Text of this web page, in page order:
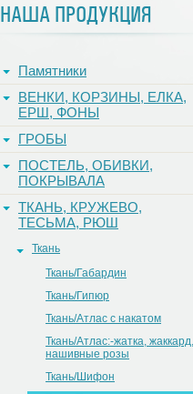
НАША ПРОДУКЦИЯ
Памятники
ВЕНКИ, КОРЗИНЫ, ЕЛКА,
ЕРШ, ФОНЫ
ГРОБЫ
ПОСТЕЛЬ, ОБИВКИ,
ПОКРЫВАЛА
ТКАНЬ, КРУЖЕВО,
ТЕСЬМА, РЮШ
Ткань
Ткань/Габардин
Ткань/Гипюр
Ткань/Атлас с накатом
Ткань/Атлас:-жатка, жаккард,
нашивные розы
Ткань/Шифон